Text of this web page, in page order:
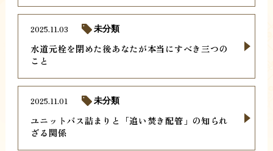
水道元栓を閉めた後あなたが本当にすべき三つの
こと
2025.11.03 未分類
ユニットバス詰まりと「追い焚き配管」の知られ
ざる関係
2025.11.01 未分類